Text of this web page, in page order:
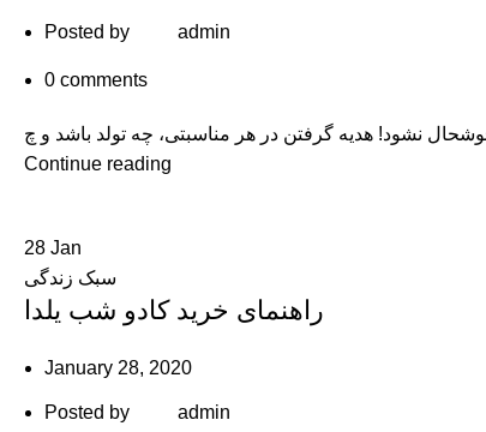
Posted by admin
0 comments
Continue reading
28 Jan
سبک زندگی
راهنمای خرید کادو شب یلدا
January 28, 2020
Posted by admin